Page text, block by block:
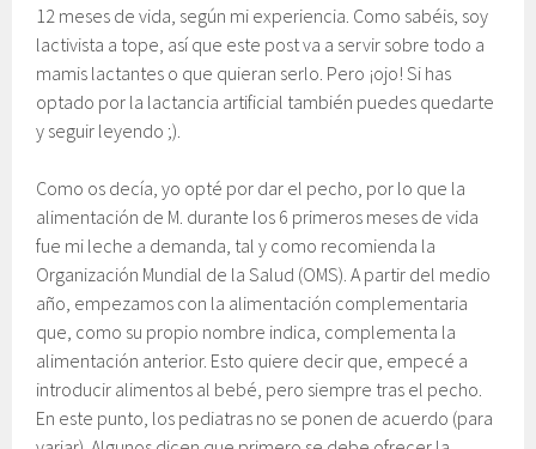
12 meses de vida, según mi experiencia. Como sabéis, soy
lactivista a tope, así que este post va a servir sobre todo a
mamis lactantes o que quieran serlo. Pero ¡ojo! Si has
optado por la lactancia artificial también puedes quedarte
y seguir leyendo ;).
Como os decía, yo opté por dar el pecho, por lo que la
alimentación de M. durante los 6 primeros meses de vida
fue mi leche a demanda, tal y como recomienda la
Organización Mundial de la Salud (OMS). A partir del medio
año, empezamos con la alimentación complementaria
que, como su propio nombre indica, complementa la
alimentación anterior. Esto quiere decir que, empecé a
introducir alimentos al bebé, pero siempre tras el pecho.
En este punto, los pediatras no se ponen de acuerdo (para